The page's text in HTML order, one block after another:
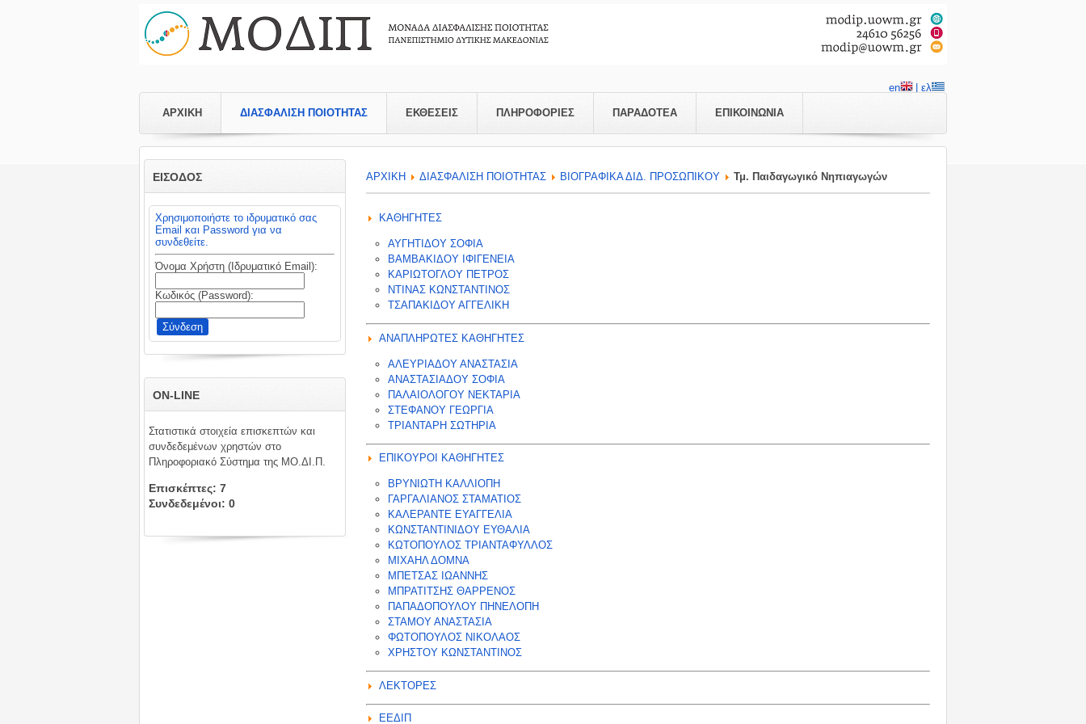
| ελ
en
ΑΡΧΙΚΗ ΔΙΑΣΦΑΛΙΣΗ ΠΟΙΟΤΗΤΑΣ ΕΚΘΕΣΕΙΣ ΠΛΗΡΟΦΟΡΙΕΣ ΠΑΡΑΔΟΤΕΑ ΕΠΙΚΟΙΝΩΝΙΑ
APXIKH ΔΙΑΣΦΑΛΙΣΗ ΠΟΙΟΤΗΤΑΣ ΒΙΟΓΡΑΦΙΚΑ ΔΙΔ. ΠΡΟΣΩΠΙΚΟΥ Τμ. Παιδαγωγικό Νηπιαγωγών
ΚΑΘΗΓΗΤΕΣ
ΑΥΓΗΤΙΔΟΥ ΣΟΦΙΑ
ΒΑΜΒΑΚΙΔΟΥ ΙΦΙΓΕΝΕΙΑ
ΚΑΡΙΩΤΟΓΛΟΥ ΠΕΤΡΟΣ
ΝΤΙΝΑΣ ΚΩΝΣΤΑΝΤΙΝΟΣ
ΤΣΑΠΑΚΙΔΟΥ ΑΓΓΕΛΙΚΗ
ΑΝΑΠΛΗΡΩΤΕΣ ΚΑΘΗΓΗΤΕΣ
ΑΛΕΥΡΙΑΔΟΥ ΑΝΑΣΤΑΣΙΑ
ΑΝΑΣΤΑΣΙΑΔΟΥ ΣΟΦΙΑ
ΠΑΛΑΙΟΛΟΓΟΥ ΝΕΚΤΑΡΙΑ
ΣΤΕΦΑΝΟΥ ΓΕΩΡΓΙΑ
ΤΡΙΑΝΤΑΡΗ ΣΩΤΗΡΙΑ
ΕΠΙΚΟΥΡΟΙ ΚΑΘΗΓΗΤΕΣ
ΒΡΥΝΙΩΤΗ ΚΑΛΛΙΟΠΗ
ΓΑΡΓΑΛΙΑΝΟΣ ΣΤΑΜΑΤΙΟΣ
ΚΑΛΕΡΑΝΤΕ ΕΥΑΓΓΕΛΙΑ
ΚΩΝΣΤΑΝΤΙΝΙΔΟΥ ΕΥΘΑΛΙΑ
ΚΩΤΟΠΟΥΛΟΣ ΤΡΙΑΝΤΑΦΥΛΛΟΣ
ΜΙΧΑΗΛ ΔΟΜΝΑ
ΜΠΕΤΣΑΣ ΙΩΑΝΝΗΣ
ΜΠΡΑΤΙΤΣΗΣ ΘΑΡΡΕΝΟΣ
ΠΑΠΑΔΟΠΟΥΛΟΥ ΠΗΝΕΛΟΠΗ
ΣΤΑΜΟΥ ΑΝΑΣΤΑΣΙΑ
ΦΩΤΟΠΟΥΛΟΣ ΝΙΚΟΛΑΟΣ
ΧΡΗΣΤΟΥ ΚΩΝΣΤΑΝΤΙΝΟΣ
ΛΕΚΤΟΡΕΣ
ΕΕΔΙΠ
ΕΙΣΟΔΟΣ
Χρησιμοποιήστε το ιδρυματικό σας
Email και Password για να
συνδεθείτε.
Όνομα Χρήστη (Ιδρυματικό Email):
Κωδικός (Password):
ON-LINE
Στατιστικά στοιχεία επισκεπτών και
συνδεδεμένων χρηστών στο
Πληροφοριακό Σύστημα της ΜΟ.ΔΙ.Π.
Επισκέπτες: 7
Συνδεδεμένοι: 0